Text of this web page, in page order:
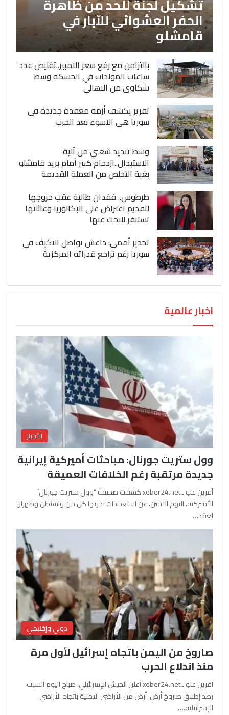
الحفر العشوائي للآبار في
قامشلو
بالتزامن مع رفع سعر الامبير..تقليص عدد
ساعات المولدات في الحسكة وسط
شكاوى من الاهالي
تقرير يكشف أزمة معقدة جديدة في
سوريا هي الاسوء بعد الحرب
وسط تنديد شعبي من آلية
الاستبدال..ازدحام كبير أمام بريد قامشلو
بغية التخلص من العملة القديمة
طرطوس.. فقدان طالبة عقب خروجها
لتقديم اعتراض على البكالوريا وعائلتها
تستنفر للبحث عنها
تحذير أممي: داعش يواصل التكيف في
سوريا رغم تراجع قدراته المركزية
اخبار عالمية
الأخبار
وول ستريت جورنال: مباحثات أميركية إيرانية
جديدة مرتقبة رغم الخلافات العميقة
آفرين علو ـ xeber24.net كشفت صحيفة “وول ستريت جورنال”
الأميركية، اليوم الاثنين، عن استعدادات تجريها كل من واشنطن وطهران
لعقد…
دولي وإقليمي
صاروخ من اليمن باتجاه إسرائيل لأول مرة
منذ اندلاع الحرب
آفرين علو ـ xeber24.net أعلن الجيش الإسرائيلي، صباح اليوم السبت،
رصد إطلاق صاروخ أرض-أرض من الأراضي اليمنية باتجاه الأراضي
الإسرائيلية،…